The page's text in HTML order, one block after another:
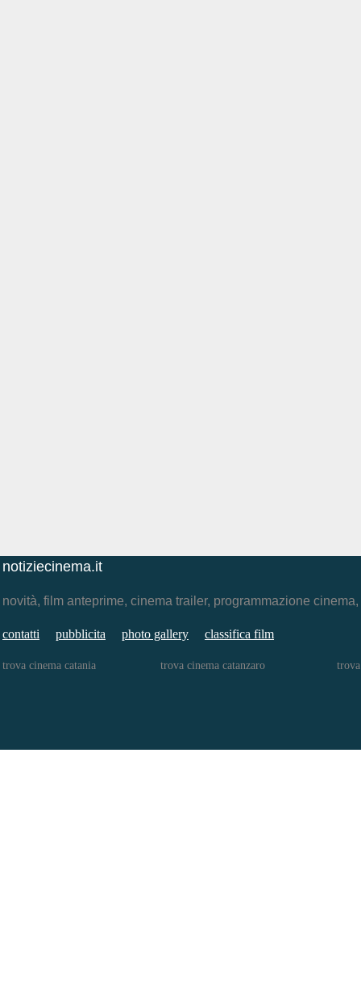
notiziecinema.it
novità, film anteprime, cinema trailer, programmazione
contatti pubblicita photo gallery classifica film
trova cinema catania trova cinema catanzaro